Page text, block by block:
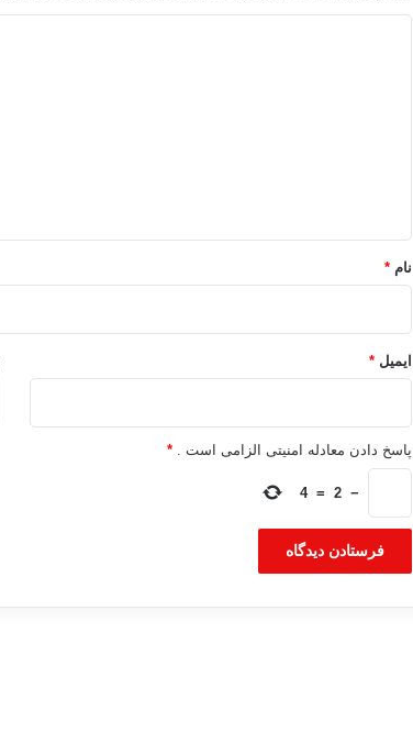
نام *
ایمیل *
پاسخ دادن معادله امنیتی الزامی است . *
−
2
=
4